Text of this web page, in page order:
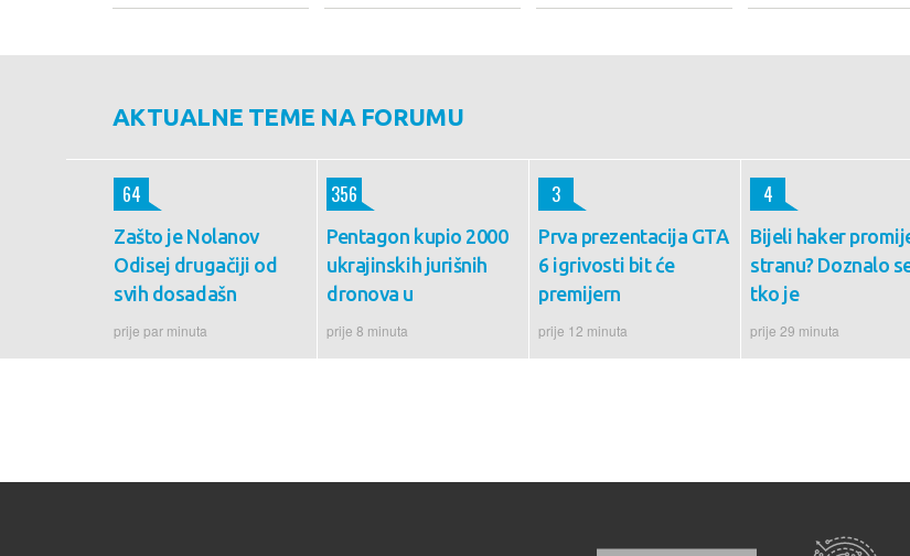
AKTUALNE TEME NA FORUMU
Zašto je Nolanov
Odisej drugačiji od
svih dosadašn
prije par minuta
64
Pentagon kupio 2000
ukrajinskih jurišnih
dronova u
prije 8 minuta
356
Prva prezentacija GTA
6 igrivosti bit će
premijern
prije 12 minuta
3
Bijeli haker
stranu? Doznalo
tko je
prije 29 minuta
4